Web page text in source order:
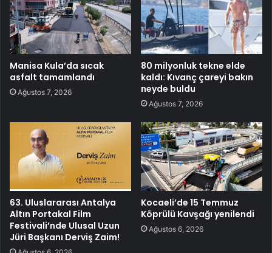
Manisa Kula’da sıcak
asfalt tamamlandı
Ağustos 7, 2026
80 milyonluk tekne elde
kaldı: Kıvanç çareyi bakın
neyde buldu
Ağustos 7, 2026
63. Uluslararası Antalya
Altın Portakal Film
Festivali’nde Ulusal Uzun
Jüri Başkanı Derviş Zaim!
Kocaeli’de 15 Temmuz
Köprülü Kavşağı yenilendi
Ağustos 6, 2026